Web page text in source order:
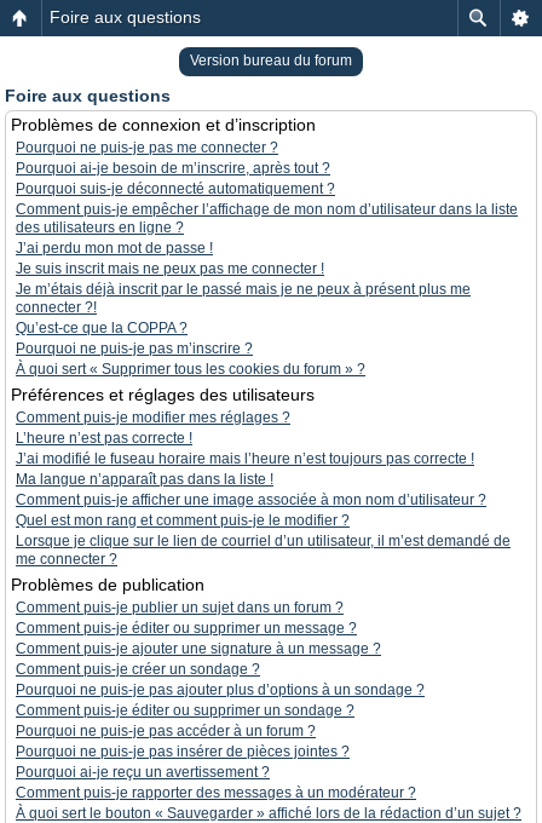
Foire aux questions
Version bureau du forum
Foire aux questions
Problèmes de connexion et d’inscription
Pourquoi ne puis-je pas me connecter ?
Pourquoi ai-je besoin de m’inscrire, après tout ?
Pourquoi suis-je déconnecté automatiquement ?
Comment puis-je empêcher l’affichage de mon nom d’utilisateur dans la liste
des utilisateurs en ligne ?
J’ai perdu mon mot de passe !
Je suis inscrit mais ne peux pas me connecter !
Je m’étais déjà inscrit par le passé mais je ne peux à présent plus me
connecter ?!
Qu’est-ce que la COPPA ?
Pourquoi ne puis-je pas m’inscrire ?
À quoi sert « Supprimer tous les cookies du forum » ?
Préférences et réglages des utilisateurs
Comment puis-je modifier mes réglages ?
L’heure n’est pas correcte !
J’ai modifié le fuseau horaire mais l’heure n’est toujours pas correcte !
Ma langue n’apparaît pas dans la liste !
Comment puis-je afficher une image associée à mon nom d’utilisateur ?
Quel est mon rang et comment puis-je le modifier ?
Lorsque je clique sur le lien de courriel d’un utilisateur, il m’est demandé de
me connecter ?
Problèmes de publication
Comment puis-je publier un sujet dans un forum ?
Comment puis-je éditer ou supprimer un message ?
Comment puis-je ajouter une signature à un message ?
Comment puis-je créer un sondage ?
Pourquoi ne puis-je pas ajouter plus d’options à un sondage ?
Comment puis-je éditer ou supprimer un sondage ?
Pourquoi ne puis-je pas accéder à un forum ?
Pourquoi ne puis-je pas insérer de pièces jointes ?
Pourquoi ai-je reçu un avertissement ?
Comment puis-je rapporter des messages à un modérateur ?
À quoi sert le bouton « Sauvegarder » affiché lors de la rédaction d’un sujet ?